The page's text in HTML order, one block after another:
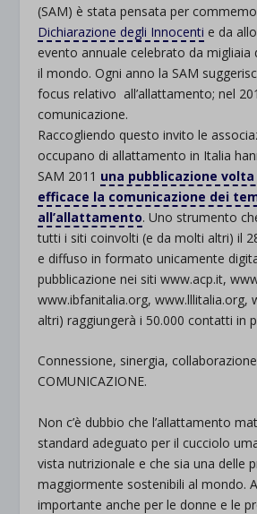
(SAM) è stata pensata per
Dichiarazione degli Innocenti e da
evento annuale celebrato da
il mondo. Ogni anno la SAM
focus relativo all’allattamento; nel
comunicazione.
Raccogliendo questo invito le
occupano di allattamento in Italia
SAM 2011 una pubblicazione
efficace la comunicazione dei
all’allattamento. Uno strumento
tutti i siti coinvolti (e da molti altri) il
e diffuso in formato unicamente
pubblicazione nei siti www.acp.it,
www.ibfanitalia.org, www.lllitalia.org,
altri) raggiungerà i 50.000 contatti in
Connessione, sinergia,
COMUNICAZIONE.
Non c’è dubbio che l’allattamento
standard adeguato per il cucciolo
vista nutrizionale e che sia una delle
maggiormente sostenibili al mondo.
importante anche per le donne e le